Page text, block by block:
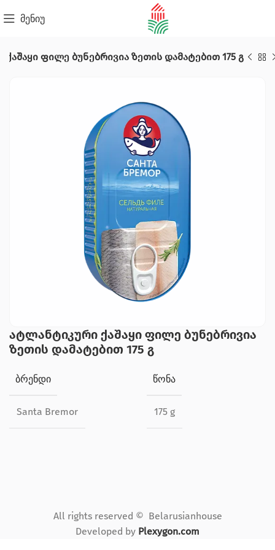
მენიუ
ფილე ბუნებრივია ზეთის დამატებით 175 გ
ატლანტიკური ქაშაყი ფილე ბუნებრივია
ზეთის დამატებით 175 გ
ᲑᲠᲔᲜᲓᲘ
Santa Bremor
ᲬᲝᲜᲐ
175 g
All rights reserved © Belarusianhouse
Developed by Plexygon.com